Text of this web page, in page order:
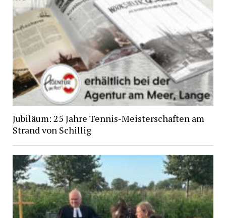
Jubiläum: 25 Jahre Tennis-Meisterschaften am
Strand von Schillig